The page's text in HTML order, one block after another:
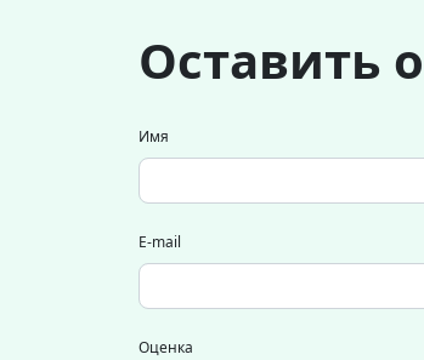
Оставить
Имя
E-mail
Оценка